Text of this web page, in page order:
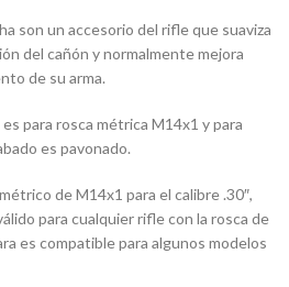
son un accesorio del rifle que suaviza
del cañón y normalmente mejora
de su arma.
para rosca métrica M14x1 y para
es pavonado.
de M14x1 para el calibre .30″,
para cualquier rifle con la rosca de
es compatible para algunos modelos